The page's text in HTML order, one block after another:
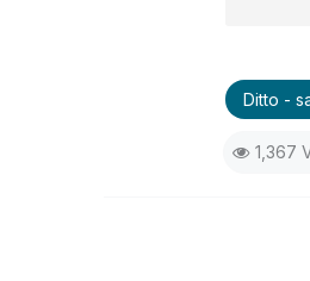
Ditto -
1,367